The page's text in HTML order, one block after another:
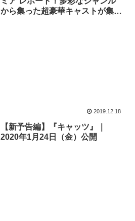
から集った超豪華キャストが集
2019.12.18
【新予告編】『キャッツ』｜
2020年1月24日（金）公開